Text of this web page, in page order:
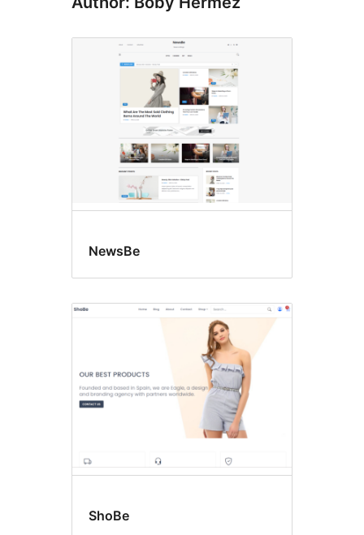
NewsBe
ShoBe